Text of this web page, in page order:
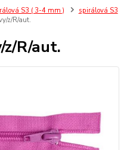
S3 ( 3-4 mm )
spirálová S3
z/R/aut.
R/aut.